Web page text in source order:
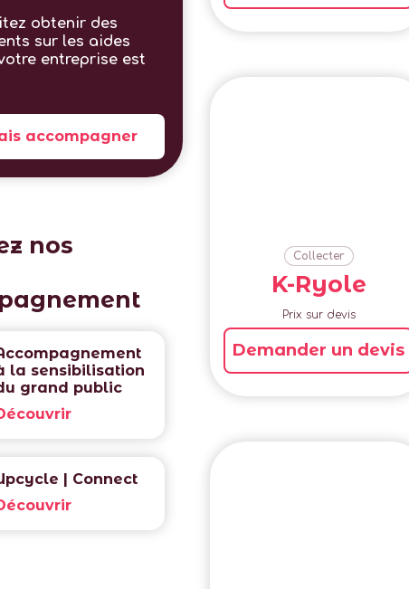
obtenir des
sur les aides
entreprise est
accompagner
nos
la sensibilisation
grand public
| Connect
Collecter
K-Ryole
Prix sur devis
Demander un devis